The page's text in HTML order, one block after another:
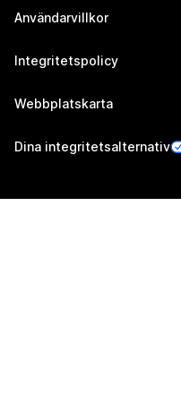
Användarvillkor
Integritetspolicy
Webbplatskarta
Dina integritetsalternativ